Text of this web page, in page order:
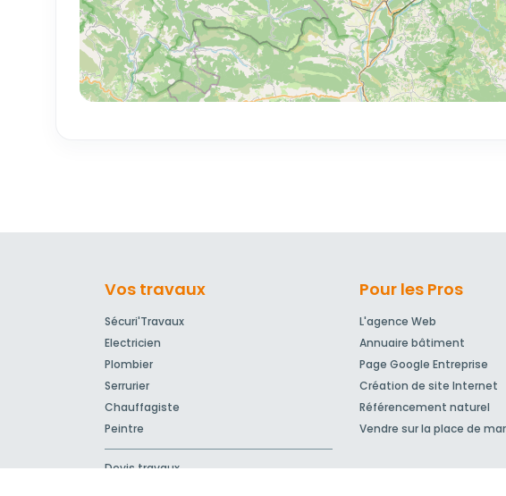
Vos travaux
Sécuri'Travaux
Electricien
Plombier
Serrurier
Chauffagiste
Peintre
Devis travaux
Pour les Pros
L'agence Web
Annuaire bâtiment
Page Google Entreprise
Création de site Internet
Référencement naturel
Vendre sur la place de